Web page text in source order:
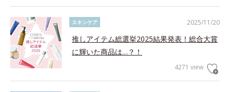
2025/11/20
スキンケア
推しアイテム総選挙2025結果発表！総合大賞
に輝いた商品は…？！
4271 view